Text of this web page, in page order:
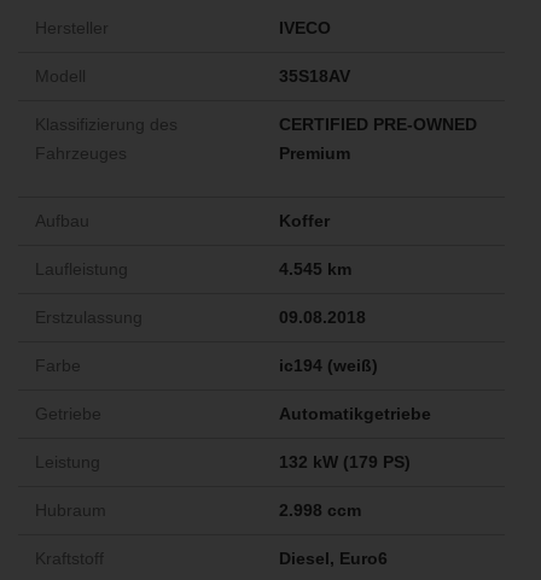
Hersteller IVECO
Modell 35S18AV
Klassifizierung des
Fahrzeuges
CERTIFIED PRE-OWNED
Premium
Aufbau Koffer
Laufleistung 4.545 km
Erstzulassung 09.08.2018
Farbe ic194 (weiß)
Getriebe Automatikgetriebe
Leistung 132 kW (179 PS)
Hubraum 2.998 ccm
Kraftstoff Diesel, Euro6